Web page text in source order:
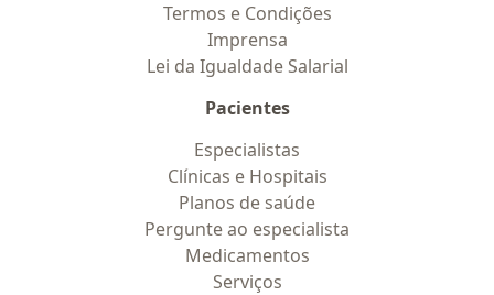
Termos e Condições
Imprensa
Lei da Igualdade Salarial
Pacientes
Especialistas
Clínicas e Hospitais
Planos de saúde
Pergunte ao especialista
Medicamentos
Serviços